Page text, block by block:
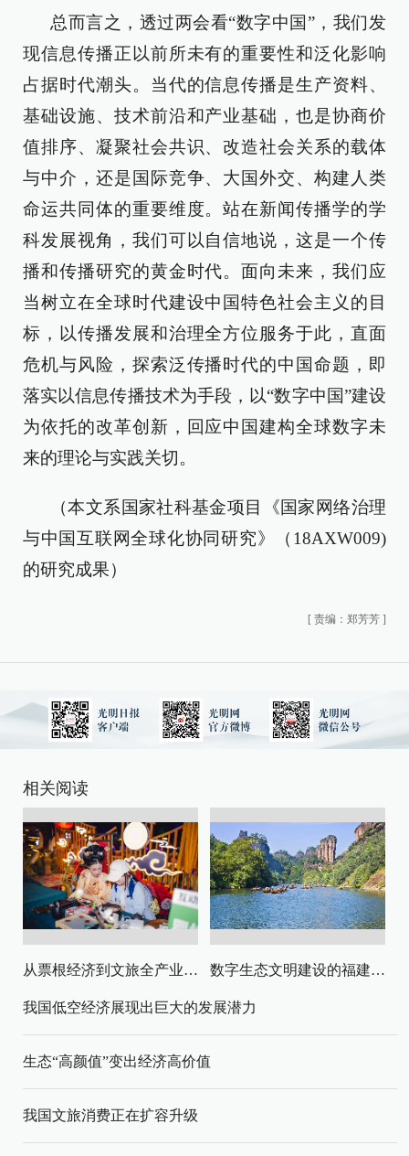
总而言之，透过两会看“数字中国”，我们发
现信息传播正以前所未有的重要性和泛化影响
占据时代潮头。当代的信息传播是生产资料、
基础设施、技术前沿和产业基础，也是协商价
值排序、凝聚社会共识、改造社会关系的载体
与中介，还是国际竞争、大国外交、构建人类
命运共同体的重要维度。站在新闻传播学的学
科发展视角，我们可以自信地说，这是一个传
播和传播研究的黄金时代。面向未来，我们应
当树立在全球时代建设中国特色社会主义的目
标，以传播发展和治理全方位服务于此，直面
危机与风险，探索泛传播时代的中国命题，即
落实以信息传播技术为手段，以“数字中国”建设
为依托的改革创新，回应中国建构全球数字未
来的理论与实践关切。
（本文系国家社科基金项目《国家网络治理
与中国互联网全球化协同研究》（18AXW009)
的研究成果）
[ 责编：郑芳芳 ]
相关阅读
从票根经济到文旅全产业链升级 数字生态文明建设的福建路径与启示
我国低空经济展现出巨大的发展潜力
生态“高颜值”变出经济高价值
我国文旅消费正在扩容升级